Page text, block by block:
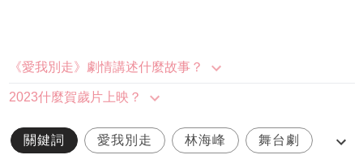
《愛我別走》劇情講述什麼故事？
2023什麼賀歲片上映？
關鍵詞 愛我別走 林海峰 舞台劇